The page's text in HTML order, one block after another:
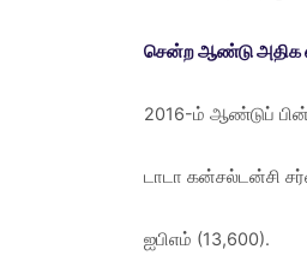
சென்ற ஆண்டு அதிக
2016-ம் ஆண்டுப்
டாடா கன்சல்டன்சி
ஐபிஎம் (13,600).